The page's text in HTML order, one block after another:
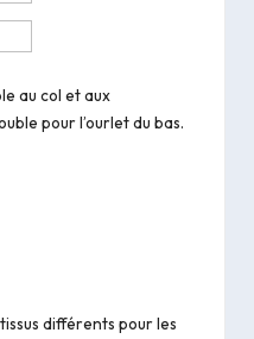
au col et aux
pour l’ourlet du bas.
différents pour les